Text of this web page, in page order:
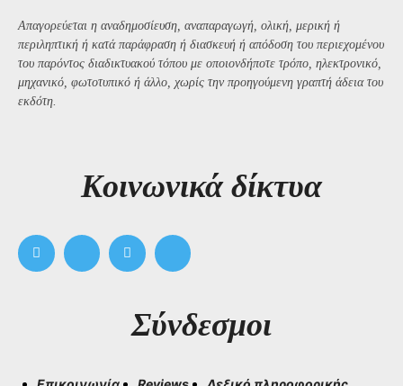
Απαγορεύεται η αναδημοσίευση, αναπαραγωγή, ολική, μερική ή
περιληπτική ή κατά παράφραση ή διασκευή ή απόδοση του περιεχομένου
του παρόντος διαδικτυακού τόπου με οποιονδήποτε τρόπο, ηλεκτρονικό,
μηχανικό, φωτοτυπικό ή άλλο, χωρίς την προηγούμενη γραπτή άδεια του
εκδότη.
Kοινωνικά δίκτυα
Σύνδεσμοι